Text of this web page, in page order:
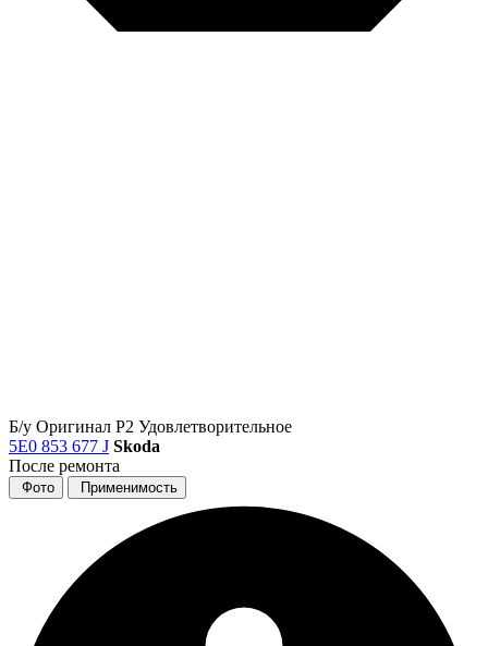
Б/у Оригинал Р2 Удовлетворительное
5E0 853 677 J Skoda
После ремонта
Фото Применимость